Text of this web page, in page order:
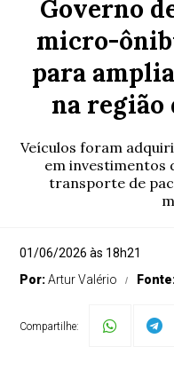
Governo
micro-
para
na região
Veículos foram
em investimentos
transporte de
01/06/2026 às 18h21
Por:Artur Valério
Compartilhe: